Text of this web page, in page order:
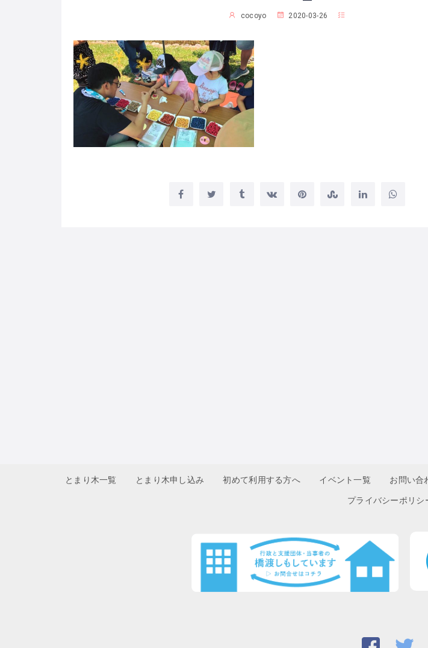
cocoyo 2020-03-26
とまり木一覧 とまり木申し込み 初めて利用する方へ イベント一覧 お問い合
プライバシーポリシ